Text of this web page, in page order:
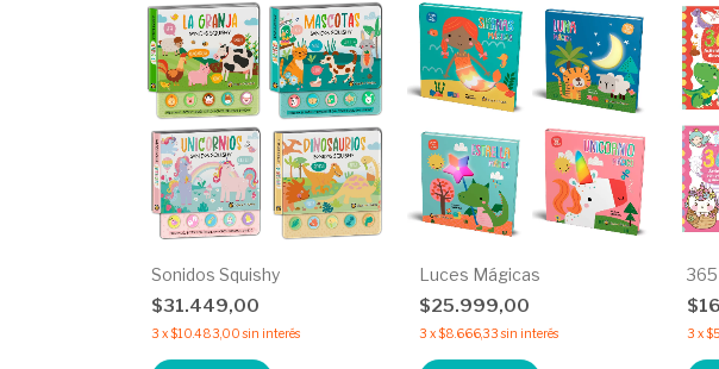
Sonidos Squishy
$31.449,00
3 x$10.483,00 sin interés
Luces Mágicas
$25.999,00
3 x$8.666,33 sin interés 3 x